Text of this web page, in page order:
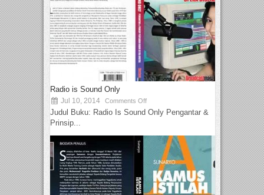
Radio is Sound Only
Jul 10, 2014 Comments Off
Judul Buku: Radio Is Sound Only Pengantar &
Prinsip...